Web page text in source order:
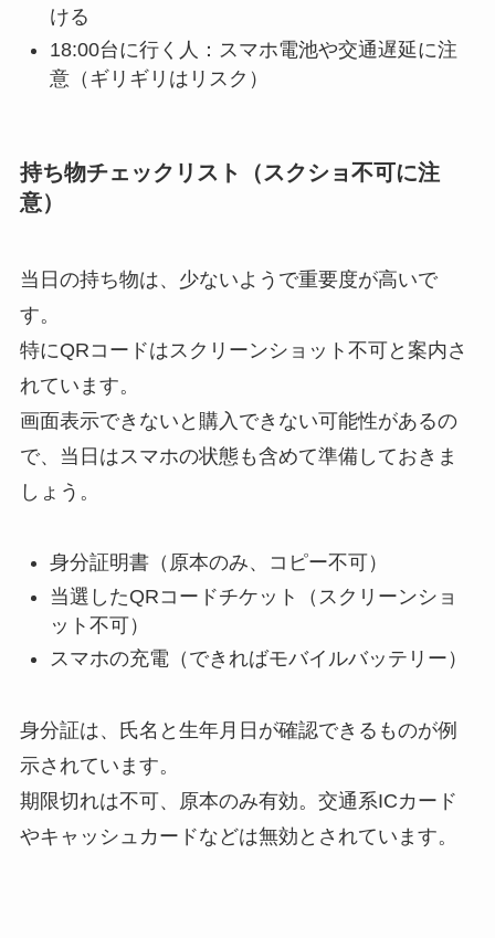
ける
18:00台に行く人：スマホ電池や交通遅延に注
意（ギリギリはリスク）
持ち物チェックリスト（スクショ不可に注
意）
当日の持ち物は、少ないようで重要度が高いで
す。
特にQRコードはスクリーンショット不可と案内さ
れています。
画面表示できないと購入できない可能性があるの
で、当日はスマホの状態も含めて準備しておきま
しょう。
身分証明書（原本のみ、コピー不可）
当選したQRコードチケット（スクリーンショ
ット不可）
スマホの充電（できればモバイルバッテリー）
身分証は、氏名と生年月日が確認できるものが例
示されています。
期限切れは不可、原本のみ有効。交通系ICカード
やキャッシュカードなどは無効とされています。